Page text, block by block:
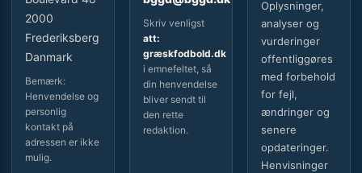
2000
Frederiksberg
Danmark
Bemærk:
Henvendelse og
personlig
kontakt på
adressen er ikke
mulig.
Skriv venligst
att:
græskfodbold.dk
i emnefeltet, så
din henvendelse
bliver sendt til
den rette
redaktion.
Oplysninger,
analyser og
vurderinger
offentliggøres
med forbehold
for fejl,
ændringer og
senere
opdateringer.
Henvisninger